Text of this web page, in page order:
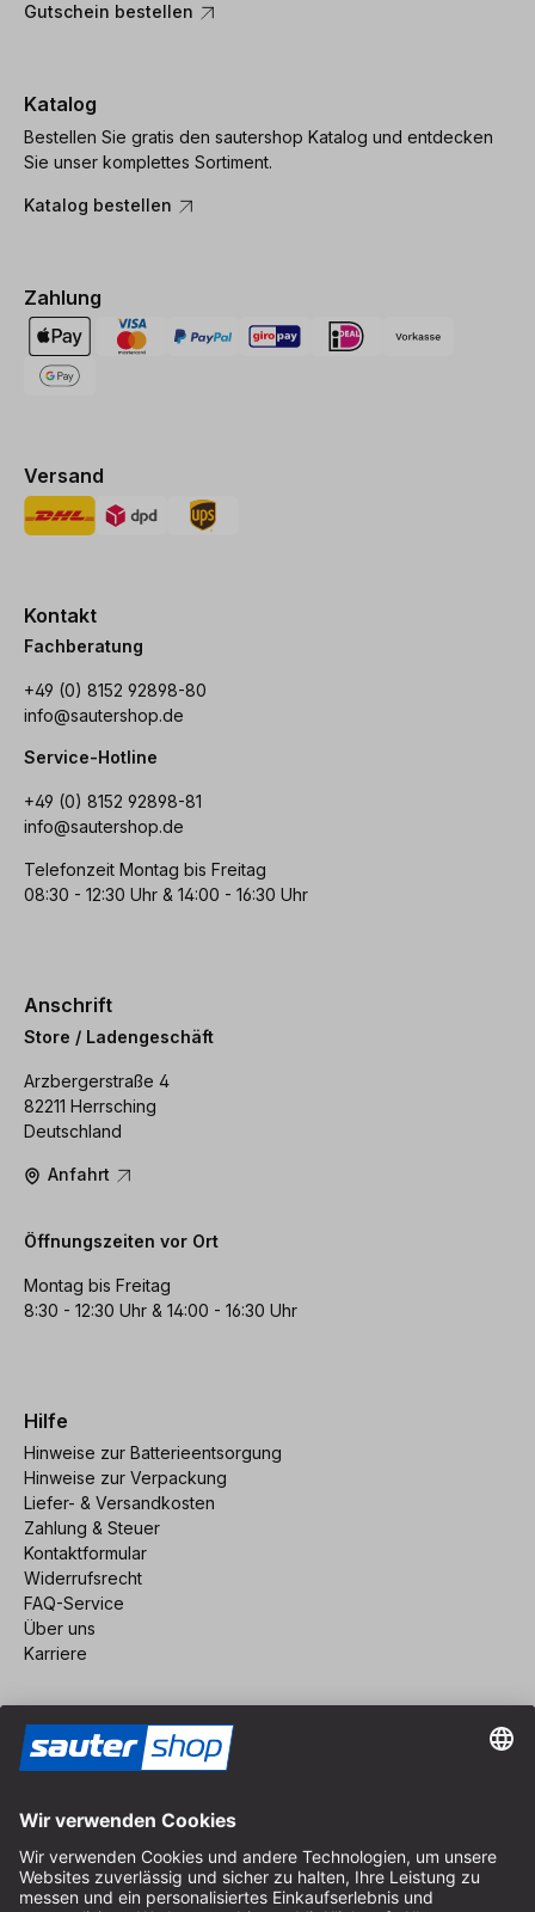
Gutschein bestellen
Katalog
Bestellen Sie gratis den sautershop Katalog und entdecken
Sie unser komplettes Sortiment.
Katalog bestellen
Zahlung
Versand
Kontakt
Fachberatung
+49 (0) 8152 92898-80
info@sautershop.de
Service-Hotline
+49 (0) 8152 92898-81
info@sautershop.de
Telefonzeit Montag bis Freitag
08:30 - 12:30 Uhr & 14:00 - 16:30 Uhr
Anschrift
Store / Ladengeschäft
Arzbergerstraße 4
82211 Herrsching
Deutschland
Anfahrt
Öffnungszeiten vor Ort
Montag bis Freitag
8:30 - 12:30 Uhr & 14:00 - 16:30 Uhr
Hilfe
Hinweise zur Batterieentsorgung
Hinweise zur Verpackung
Liefer- & Versandkosten
Zahlung & Steuer
Kontaktformular
Widerrufsrecht
FAQ-Service
Über uns
Karriere
Impressum
AGB